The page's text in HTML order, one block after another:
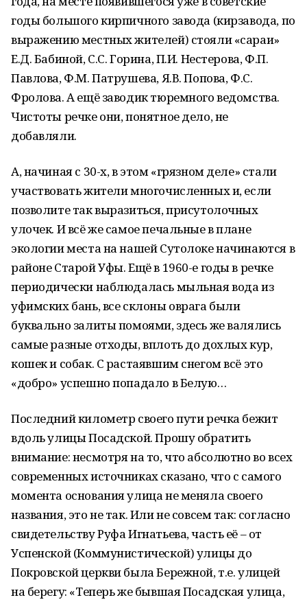
годы большого кирпичного завода (кирзавода, по
выражению местных жителей) стояли «сараи»
Е.Д. Бабиной, С.С. Горина, П.И. Нестерова, Ф.П.
Павлова, Ф.М. Патрушева, Я.В. Попова, Ф.С.
Фролова. А ещё заводик тюремного ведомства.
Чистоты речке они, понятное дело, не
добавляли.
А, начиная с 30-х, в этом «грязном деле» стали
участвовать жители многочисленных и, если
позволите так выразиться, присутолочных
улочек. И всё же самое печальные в плане
экологии места на нашей Сутолоке начинаются в
районе Старой Уфы. Ещё в 1960-е годы в речке
периодически наблюдалась мыльная вода из
уфимских бань, все склоны оврага были
буквально залиты помоями, здесь же валялись
самые разные отходы, вплоть до дохлых кур,
кошек и собак. С растаявшим снегом всё это
«добро» успешно попадало в Белую…
Последний километр своего пути речка бежит
вдоль улицы Посадской. Прошу обратить
внимание: несмотря на то, что абсолютно во всех
современных источниках сказано, что с самого
момента основания улица не меняла своего
названия, это не так. Или не совсем так: согласно
свидетельству Руфа Игнатьева, часть её – от
Успенской (Коммунистической) улицы до
Покровской церкви была Бережной, т.е. улицей
на берегу: «Теперь же бывшая Посадская улица,